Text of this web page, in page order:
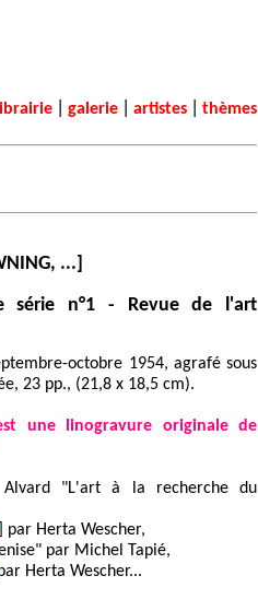
librairie galerie artistes thèmes
...]
série n°1 - Revue de l'art
octobre 1954, agrafé sous
23 pp., (21,8 x 18,5 cm).
une linogravure originale de
Alvard "L'art à la recherche du
] par Herta Wescher,
par Michel Tapié,
par Herta Wescher...